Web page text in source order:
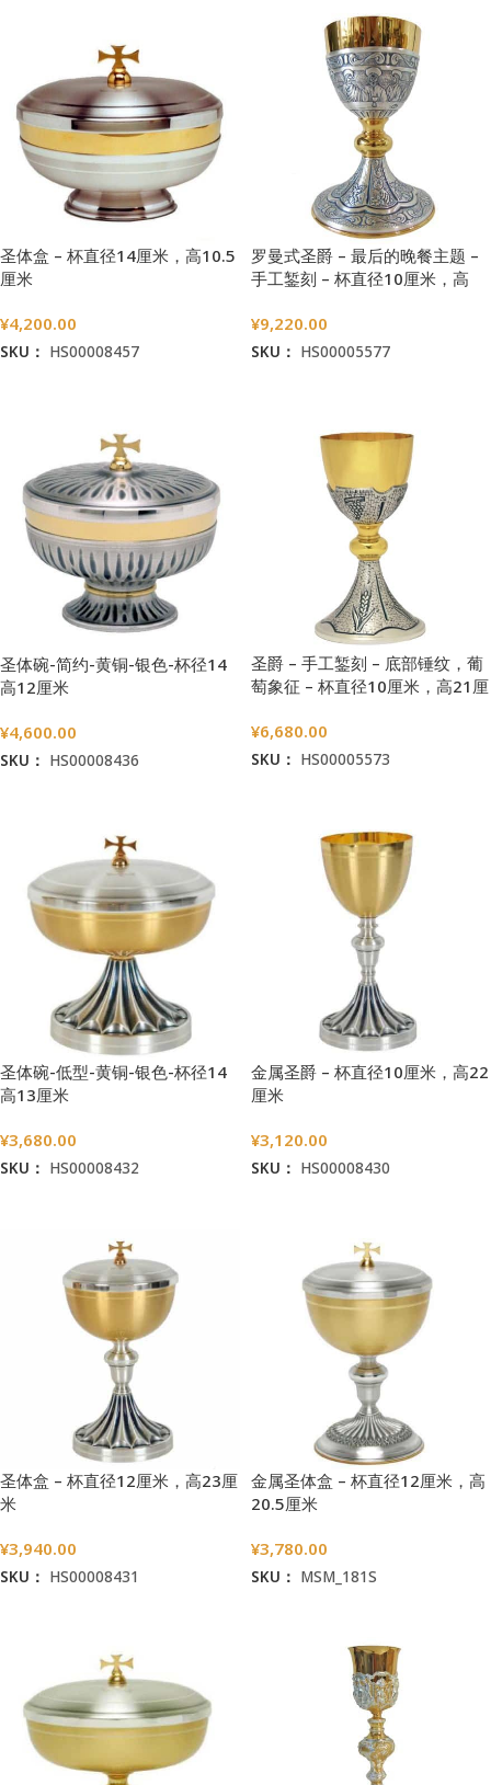
圣体盒 – 杯直径14厘米，高10.5
厘米
¥4,200.00
SKU： HS00008457
罗曼式圣爵 – 最后的晚餐主题 –
手工錾刻 – 杯直径10厘米，高
¥9,220.00
SKU： HS00005577
圣体碗-简约-黄铜-银色-杯径14
高12厘米
¥4,600.00
SKU： HS00008436
圣爵 – 手工錾刻 – 底部锤纹，葡
萄象征 – 杯直径10厘米，高21厘
¥6,680.00
SKU： HS00005573
圣体碗-低型-黄铜-银色-杯径14
高13厘米
¥3,680.00
SKU： HS00008432
金属圣爵 – 杯直径10厘米，高22
厘米
¥3,120.00
SKU： HS00008430
圣体盒 – 杯直径12厘米，高23厘
米
¥3,940.00
SKU： HS00008431
金属圣体盒 – 杯直径12厘米，高
20.5厘米
¥3,780.00
SKU： MSM_181S